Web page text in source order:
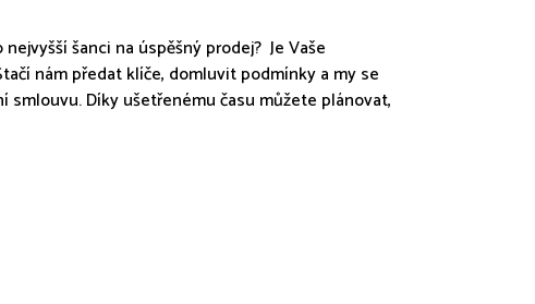
šanci na úspěšný prodej? Je Vaše
nám předat klíče, domluvit podmínky a my se
Díky ušetřenému času můžete plánovat,